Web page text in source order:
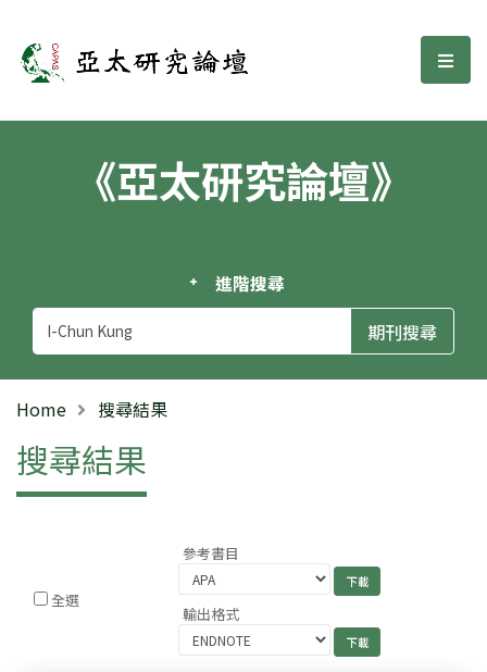
亞太研究論壇 選
《亞太研究論壇》
進階搜尋
Home 搜尋結果
搜尋結果
全選
參考書目
輸出格式